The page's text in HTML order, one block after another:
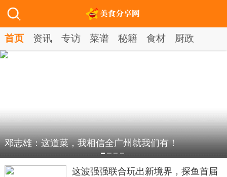
首页 资讯 专访 菜谱 秘籍 食材 厨政
邓志雄：这道菜，我相信全广州就我们有！
这波强强联合玩出新境界，探鱼首届